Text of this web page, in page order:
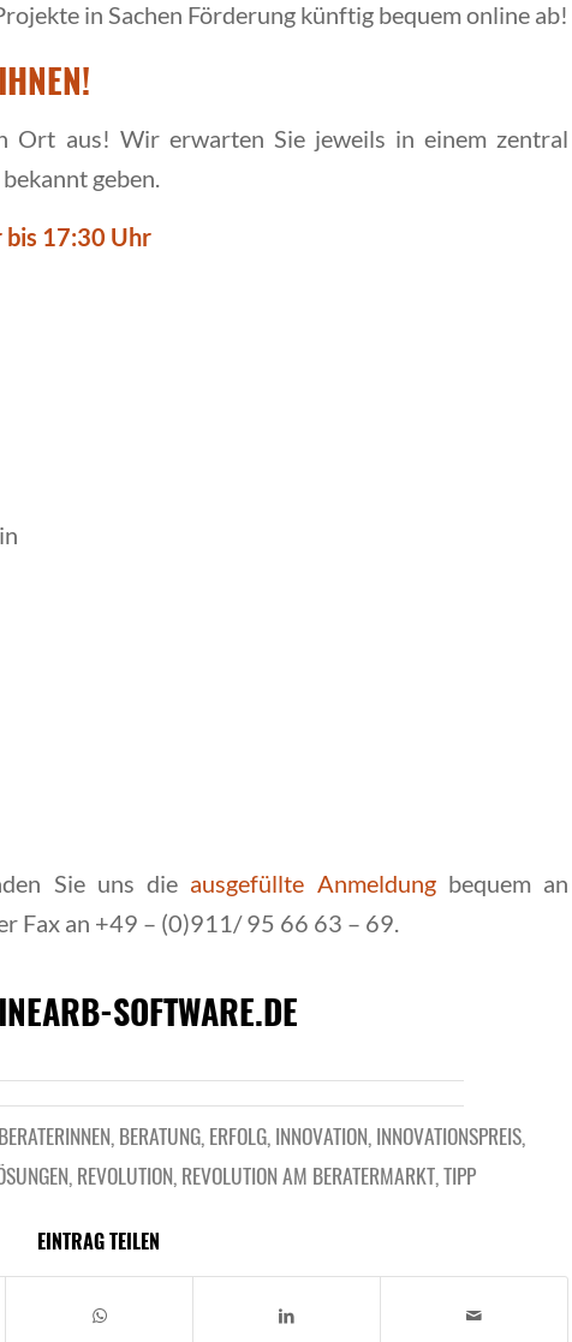
in Sachen Förderung künftig bequem online ab!
Ort aus! Wir erwarten Sie jeweils in einem zentral
geben.
bis 17:30 Uhr
Sie uns die ausgefüllte Anmeldungbequem an
Fax an +49 – (0)911/ 95 66 63 – 69.
SOFTWARE.DE
BERATERINNEN,BERATUNG,ERFOLG,INNOVATION,INNOVATIONSPREIS,
,REVOLUTION,REVOLUTION AM BERATERMARKT,TIPP
EINTRAG TEILEN